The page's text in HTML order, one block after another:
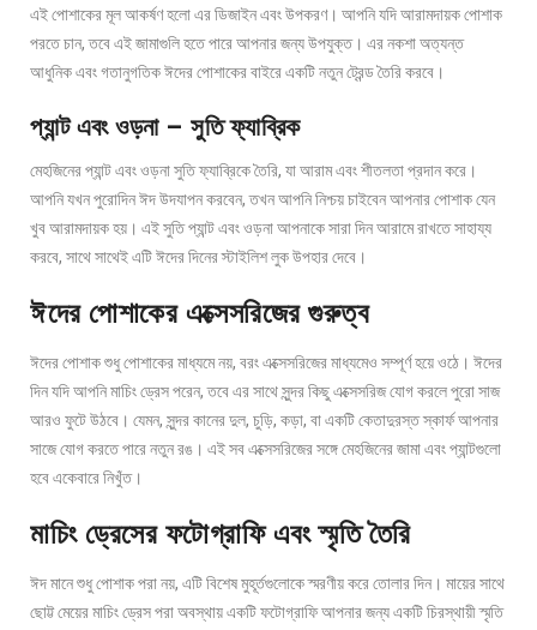
এই পোশাকের মূল আকর্ষণ হলো এর ডিজাইন এবং উপকরণ। আপনি যদি আরামদায়ক পোশাক
পরতে চান, তবে এই জামাগুলি হতে পারে আপনার জন্য উপযুক্ত। এর নকশা অত্যন্ত
আধুনিক এবং গতানুগতিক ঈদের পোশাকের বাইরে একটি নতুন ট্রেন্ড তৈরি করবে।
প্যান্ট এবং ওড়না – সুতি ফ্যাব্রিক
মেহজিনের প্যান্ট এবং ওড়না সুতি ফ্যাব্রিকে তৈরি, যা আরাম এবং শীতলতা প্রদান করে।
আপনি যখন পুরোদিন ঈদ উদযাপন করবেন, তখন আপনি নিশ্চয় চাইবেন আপনার পোশাক যেন
খুব আরামদায়ক হয়। এই সুতি প্যান্ট এবং ওড়না আপনাকে সারা দিন আরামে রাখতে সাহায্য
করবে, সাথে সাথেই এটি ঈদের দিনের স্টাইলিশ লুক উপহার দেবে।
ঈদের পোশাকের এক্সেসরিজের গুরুত্ব
ঈদের পোশাক শুধু পোশাকের মাধ্যমে নয়, বরং এক্সেসরিজের মাধ্যমেও সম্পূর্ণ হয়ে ওঠে। ঈদের
দিন যদি আপনি মাচিং ড্রেস পরেন, তবে এর সাথে সুন্দর কিছু এক্সেসরিজ যোগ করলে পুরো সাজ
আরও ফুটে উঠবে। যেমন, সুন্দর কানের দুল, চুড়ি, কড়া, বা একটি কেতাদুরস্ত স্কার্ফ আপনার
সাজে যোগ করতে পারে নতুন রঙ। এই সব এক্সেসরিজের সঙ্গে মেহজিনের জামা এবং প্যান্টগুলো
হবে একেবারে নিখুঁত।
মাচিং ড্রেসের ফটোগ্রাফি এবং স্মৃতি তৈরি
ঈদ মানে শুধু পোশাক পরা নয়, এটি বিশেষ মুহূর্তগুলোকে স্মরণীয় করে তোলার দিন। মায়ের সাথে
ছোট্ট মেয়ের মাচিং ড্রেস পরা অবস্থায় একটি ফটোগ্রাফি আপনার জন্য একটি চিরস্থায়ী স্মৃতি